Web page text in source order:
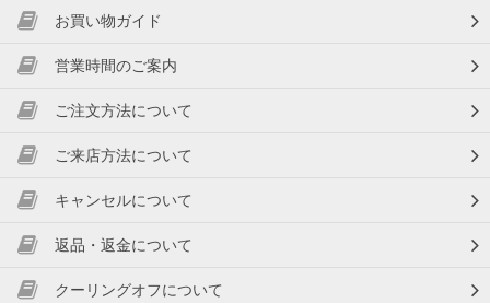
お買い物ガイド
営業時間のご案内
ご注文方法について
ご来店方法について
キャンセルについて
返品・返金について
クーリングオフについて